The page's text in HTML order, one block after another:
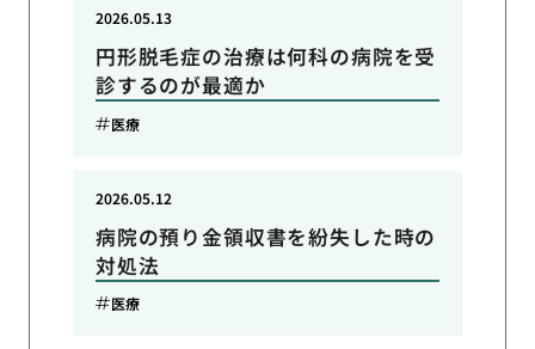
円形脱毛症の治療は何科の病院を受
診するのが最適か
2026.05.13
医療
病院の預り金領収書を紛失した時の
対処法
2026.05.12
医療